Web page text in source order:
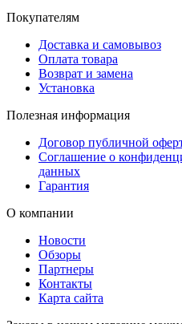
Покупателям
Доставка и самовывоз
Оплата товара
Возврат и замена
Установка
Полезная информация
Договор публичной
Соглашение о
данных
Гарантия
О компании
Новости
Обзоры
Партнеры
Контакты
Карта сайта